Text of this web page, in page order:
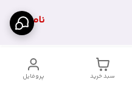
ناموجود
پروفایل سبد خرید